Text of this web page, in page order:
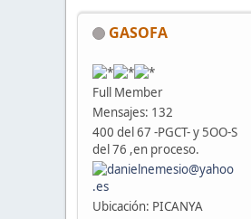
GASOFA
Full Member
Mensajes: 132
400 del 67 -PGCT- y 5OO-S
del 76 ,en proceso.
Ubicación: PICANYA